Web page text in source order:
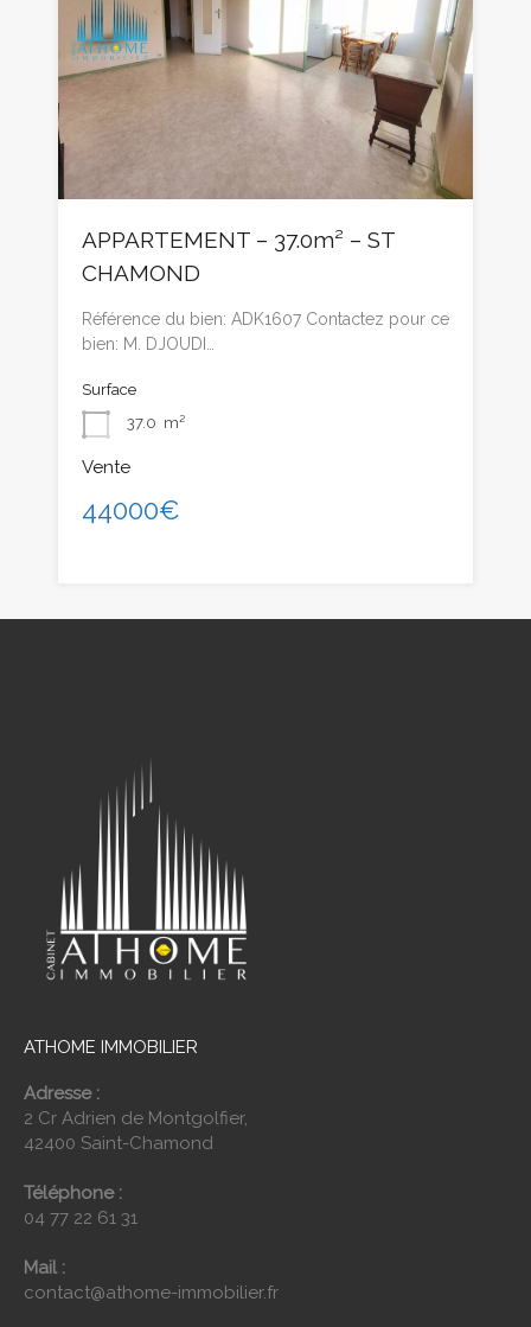
APPARTEMENT – 37.0m² – ST
CHAMOND
Référence du bien: ADK1607 Contactez pour ce
bien: M. DJOUDI…
Surface
37.0 m²
Vente
44000€
ATHOME IMMOBILIER
Adresse :
2 Cr Adrien de Montgolfier,
42400 Saint-Chamond
Téléphone :
04 77 22 61 31
Mail :
contact@athome-immobilier.fr